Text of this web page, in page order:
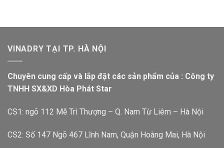
VINADRY TẠI TP. HÀ NỘI
Chuyên cung cấp và lắp đặt các sản phẩm của : Công ty
TNHH SX&XD Hòa Phát Star
CS1: ngõ 112 Mễ Trì Thượng – Q. Nam Từ Liêm – Hà Nội
CS2: Số 147 Ngõ 467 Lĩnh Nam, Quận Hoàng Mai, Hà Nội